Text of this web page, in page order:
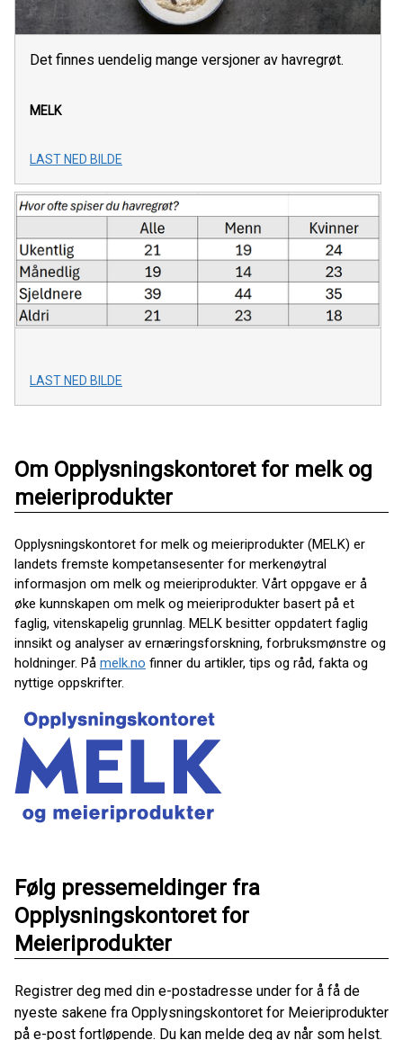
Det finnes uendelig mange versjoner av havregrøt.
MELK
LAST NED BILDE
LAST NED BILDE
Om Opplysningskontoret for melk og
meieriprodukter
Opplysningskontoret for melk og meieriprodukter (MELK) er
landets fremste kompetansesenter for merkenøytral
informasjon om melk og meieriprodukter. Vårt oppgave er å
øke kunnskapen om melk og meieriprodukter basert på et
faglig, vitenskapelig grunnlag. MELK besitter oppdatert faglig
innsikt og analyser av ernæringsforskning, forbruksmønstre og
holdninger. På melk.no finner du artikler, tips og råd, fakta og
nyttige oppskrifter.
Følg pressemeldinger fra
Opplysningskontoret for
Meieriprodukter
Registrer deg med din e-postadresse under for å få de
nyeste sakene fra Opplysningskontoret for Meieriprodukter
på e-post fortløpende. Du kan melde deg av når som helst.